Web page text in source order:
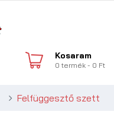
Kosaram
0 termék - 0 Ft
Felfüggesztő szett